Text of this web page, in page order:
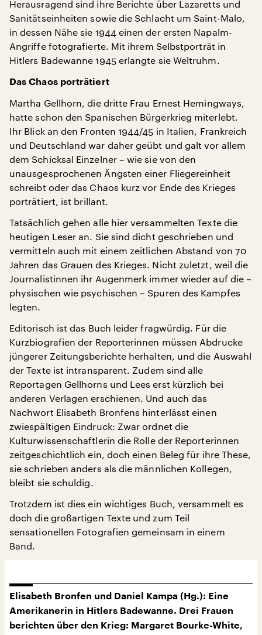
Herausragend sind ihre Berichte über Lazaretts und
Sanitätseinheiten sowie die Schlacht um Saint-Malo,
in dessen Nähe sie 1944 einen der ersten Napalm-
Angriffe fotografierte. Mit ihrem Selbstporträt in
Hitlers Badewanne 1945 erlangte sie Weltruhm.
Das Chaos porträtiert
Martha Gellhorn, die dritte Frau Ernest Hemingways,
hatte schon den Spanischen Bürgerkrieg miterlebt.
Ihr Blick an den Fronten 1944/45 in Italien, Frankreich
und Deutschland war daher geübt und galt vor allem
dem Schicksal Einzelner – wie sie von den
unausgesprochenen Ängsten einer Fliegereinheit
schreibt oder das Chaos kurz vor Ende des Krieges
porträtiert, ist brillant.
Tatsächlich gehen alle hier versammelten Texte die
heutigen Leser an. Sie sind dicht geschrieben und
vermitteln auch mit einem zeitlichen Abstand von 70
Jahren das Grauen des Krieges. Nicht zuletzt, weil die
Journalistinnen ihr Augenmerk immer wieder auf die –
physischen wie psychischen – Spuren des Kampfes
legten.
Editorisch ist das Buch leider fragwürdig. Für die
Kurzbiografien der Reporterinnen müssen Abdrucke
jüngerer Zeitungsberichte herhalten, und die Auswahl
der Texte ist intransparent. Zudem sind alle
Reportagen Gellhorns und Lees erst kürzlich bei
anderen Verlagen erschienen. Und auch das
Nachwort Elisabeth Bronfens hinterlässt einen
zwiespältigen Eindruck: Zwar ordnet die
Kulturwissenschaftlerin die Rolle der Reporterinnen
zeitgeschichtlich ein, doch einen Beleg für ihre These,
sie schrieben anders als die männlichen Kollegen,
bleibt sie schuldig.
Trotzdem ist dies ein wichtiges Buch, versammelt es
doch die großartigen Texte und zum Teil
sensationellen Fotografien gemeinsam in einem
Band.
Elisabeth Bronfen und Daniel Kampa (Hg.): Eine
Amerikanerin in Hitlers Badewanne. Drei Frauen
berichten über den Krieg: Margaret Bourke-White,